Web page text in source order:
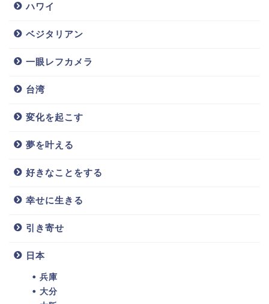
ハワイ
ベジタリアン
一眼レフカメラ
台湾
変化を起こす
夢を叶える
好きなことをする
幸せに生きる
引き寄せ
日本
兵庫
大分